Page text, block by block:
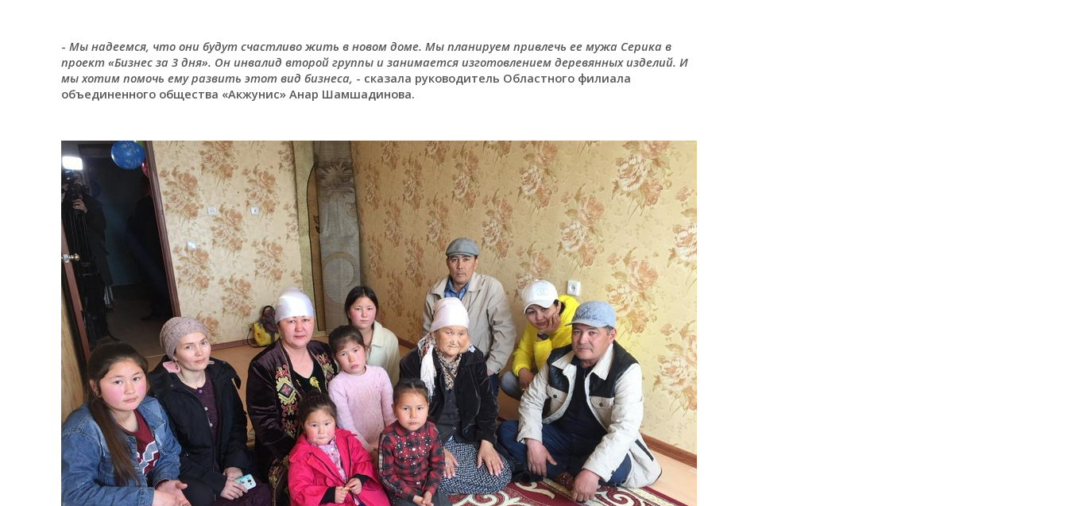
- Мы надеемся, что они будут счастливо жить в новом доме. Мы планируем привлечь ее мужа Серика в
проект «Бизнес за 3 дня». Он инвалид второй группы и занимается изготовлением деревянных изделий. И
мы хотим помочь ему развить этот вид бизнеса, - сказала руководитель Областного филиала
объединенного общества «Акжунис» Анар Шамшадинова.